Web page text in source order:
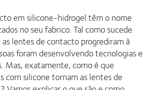
em silicone-hidrogel têm o nome
no seu fabrico. Tal como sucede
lentes de contacto progrediram à
foram desenvolvendo tecnologias e
Mas, exatamente, como é que
com silicone tornam as lentes de